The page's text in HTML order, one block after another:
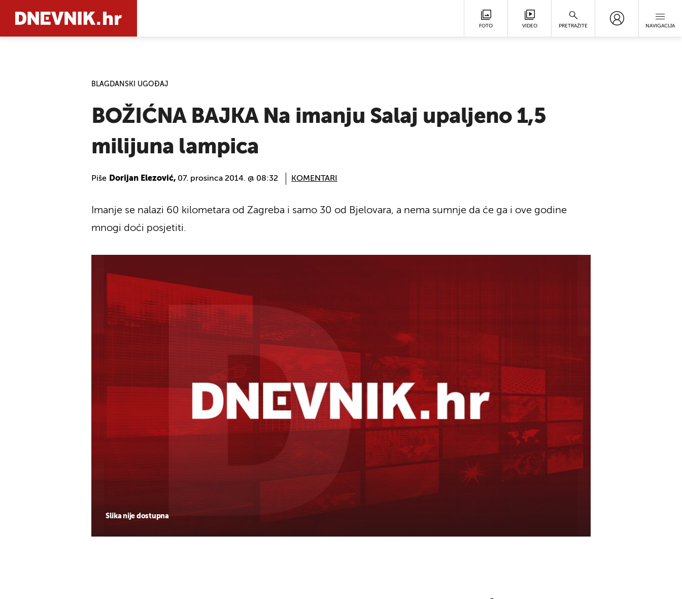
FOTO VIDEO PRETRAŽITE NAVIGACIJA
BLAGDANSKI UGOĐAJ
BOŽIĆNA BAJKA Na imanju Salaj upaljeno 1,5
milijuna lampica
Piše Dorijan Elezović, 07. prosinca 2014. @ 08:32 KOMENTARI
Slika nije dostupna
Imanje se nalazi 60 kilometara od Zagreba i samo 30 od Bjelovara, a nema sumnje da će ga i ove godine
mnogi doći posjetiti.